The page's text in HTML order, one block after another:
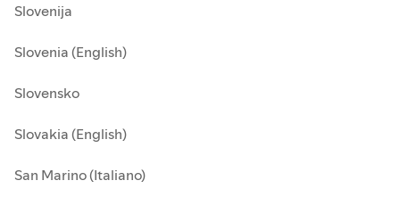
Slovenija
Slovenia (English)
Slovensko
Slovakia (English)
San Marino (Italiano)